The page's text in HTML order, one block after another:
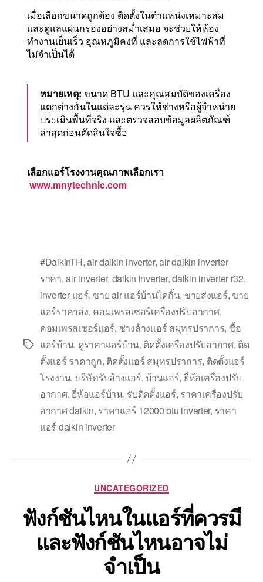
เมื่อเลือกขนาดถูกต้อง ติดตั้งในตำแหน่งเหมาะสม
และดูแลแผ่นกรองอย่างสม่ำเสมอ จะช่วยให้ห้อง
ทำงานเย็นเร็ว อุณหภูมิคงที่ และลดการใช้ไฟฟ้าที่
ไม่จำเป็นได้
หมายเหตุ: ขนาด BTU และคุณสมบัติของเครื่อง
แตกต่างกันในแต่ละรุ่น ควรให้ช่างหรือผู้จำหน่าย
ประเมินพื้นที่จริง และตรวจสอบข้อมูลผลิตภัณฑ์
ล่าสุดก่อนตัดสินใจซื้อ
เลือกแอร์โรงงานคุณภาพเลือกเรา
www.mnytechnic.com
#DaikinTH,air daikin inverter,air daikin inverter
ราคา,air inverter, daikin inverter,daikin inverter r32,
inverter แอร์,ขาย air แอร์บ้านไดกิ้น, ขายส่งแอร์,ขาย
แอร์ราคาส่ง, คอมเพรสเซอร์เครื่องปรับอากาศ,
คอมเพรสเซอร์แอร์, ช่างล้างแอร์ สมุทรปราการ, ซื้อ
แอร์บ้าน, ดูราคาแอร์บ้าน, ติดตั้งเครื่องปรับอากาศ, ติด
ตั้งแอร์ ราคาถูก, ติดตั้งแอร์ สมุทรปราการ, ติดตั้งแอร์
โรงงาน, บริษัทรับล้างแอร์,บ้านแอร์, ยี่ห้อเครื่องปรับ
อากาศ,ยี่ห้อแอร์บ้าน, รับติดตั้งแอร์, ราคาเครื่องปรับ
อากาศ daikin, ราคาแอร์ 12000 btu inverter, ราคา
แอร์ daikin inverter
UNCATEGORIZED
ฟังก์ชันไหนในแอร์ที่ควรมี
และฟังก์ชันไหนอาจไม่
จำเป็น